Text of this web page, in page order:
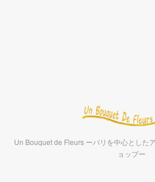
Un Bouquet de Fleurs ーパリを中心とした
ョップー